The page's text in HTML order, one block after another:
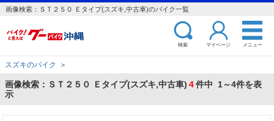
画像検索：ＳＴ２５０ Ｅタイプ(スズキ,中古車)のバイク一覧
検索 マイページ メニュー
スズキのバイク ＞
画像検索：ＳＴ２５０ Ｅタイプ(スズキ,中古車) 4件中 1～4件を表
示